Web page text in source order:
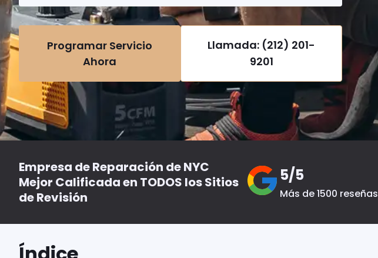
Programar Servicio
Ahora
Llamada: (212) 201-
9201
Empresa de Reparación de NYC
Mejor Calificada en TODOS los Sitios
de Revisión
5/5
Más de 1500 reseñas